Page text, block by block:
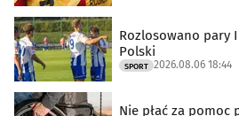
Rozlosowano pary
Polski
SPORT 2026.08.06 18:44
Nie płać za pomoc